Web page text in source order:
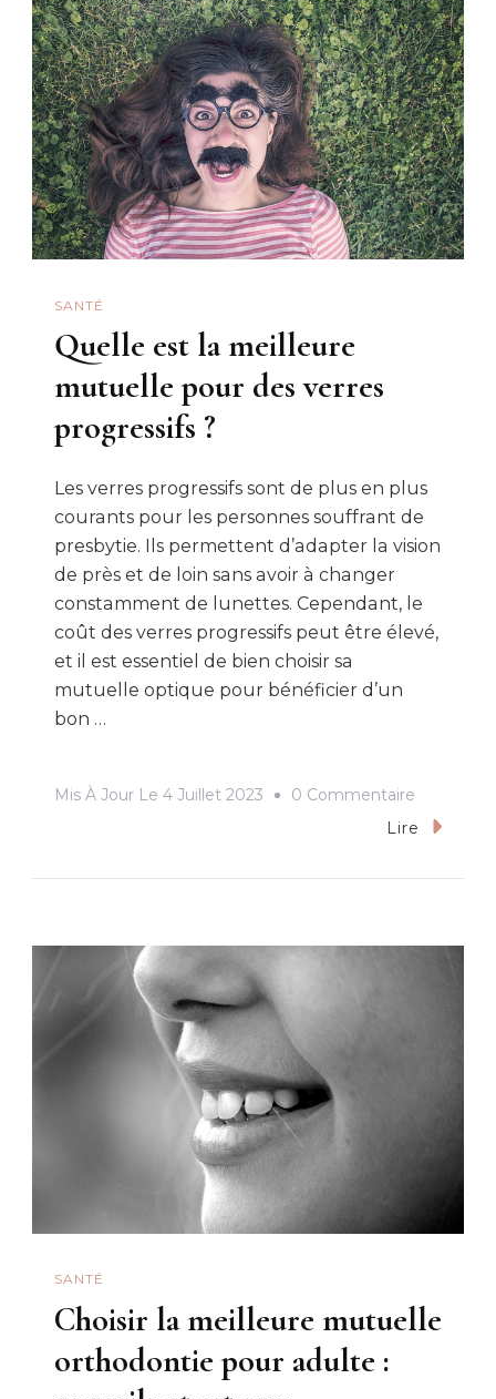
Décès
?
SANTÉ
Quelle est la meilleure
mutuelle pour des verres
progressifs ?
Les verres progressifs sont de plus en plus
courants pour les personnes souffrant de
presbytie. Ils permettent d’adapter la vision
de près et de loin sans avoir à changer
constamment de lunettes. Cependant, le
coût des verres progressifs peut être élevé,
et il est essentiel de bien choisir sa
mutuelle optique pour bénéficier d’un
bon …
Mis À Jour Le 4 Juillet 2023 0 Commentaire
Quelle
Lire
SANTÉ
Choisir la meilleure mutuelle
orthodontie pour adulte :